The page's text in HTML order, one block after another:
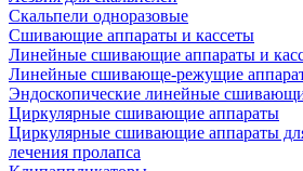
Скальпели одноразовые
Сшивающие аппараты и кассеты
Линейные сшивающие аппараты и
Линейные сшивающе-режущие
Эндоскопические линейные
Циркулярные сшивающие аппараты
Циркулярные сшивающие аппараты
лечения пролапса